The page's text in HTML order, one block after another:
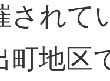
されて
町地区